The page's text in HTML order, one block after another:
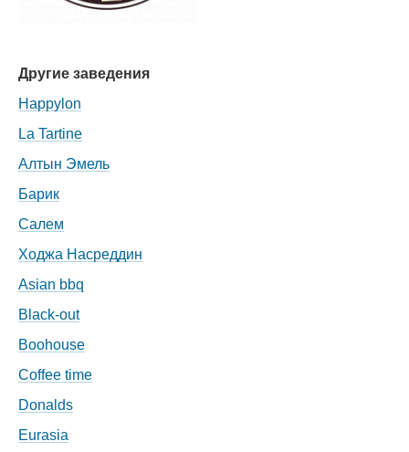
Другие заведения
Happylon
La Tartine
Алтын Эмель
Барик
Салем
Ходжа Насреддин
Asian bbq
Black-out
Boohouse
Coffee time
Donalds
Eurasia